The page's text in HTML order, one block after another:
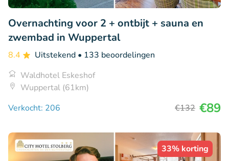
Overnachting voor 2 + ontbijt + sauna en
zwembad in Wuppertal
8.4 Uitstekend • 133 beoordelingen
Waldhotel Eskeshof
Wuppertal (61km)
Verkocht: 206
€132 €89
33% korting